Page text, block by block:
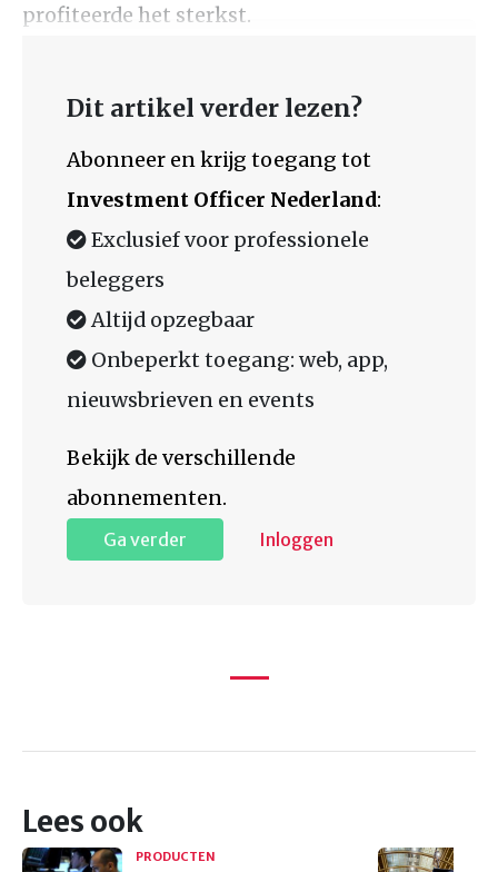
profiteerde het sterkst.
Dit artikel verder lezen?
Abonneer en krijg toegang tot
Investment Officer Nederland:
Exclusief voor professionele
beleggers
Altijd opzegbaar
Onbeperkt toegang: web, app,
nieuwsbrieven en events
Bekijk de verschillende
abonnementen.
Ga verder Inloggen
Lees ook
PRODUCTEN